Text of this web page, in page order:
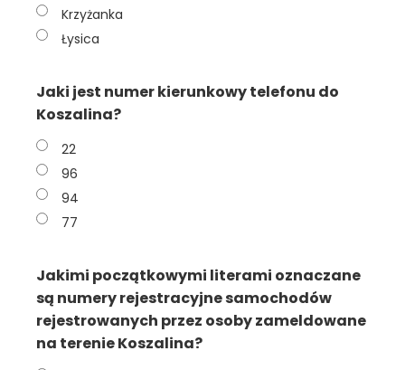
Krzyżanka
Łysica
Jaki jest numer kierunkowy telefonu do
Koszalina?
22
96
94
77
Jakimi początkowymi literami oznaczane
są numery rejestracyjne samochodów
rejestrowanych przez osoby zameldowane
na terenie Koszalina?